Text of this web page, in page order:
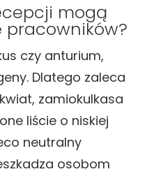
mogą
pracowników?
czy anturium,
Dlatego zaleca
zamiokulkasa
liście o niskiej
neutralny
osobom